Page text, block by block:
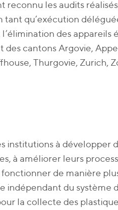
reconnu les audits
tant qu’exécution
des
des cantons Argovie,
Thurgovie, Zurich,
institutions à développer
à améliorer leurs
de manière
indépendant du système
la collecte des